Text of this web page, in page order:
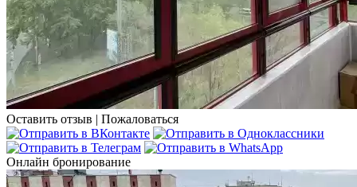
Оставить отзыв | Пожаловаться
Онлайн бронирование